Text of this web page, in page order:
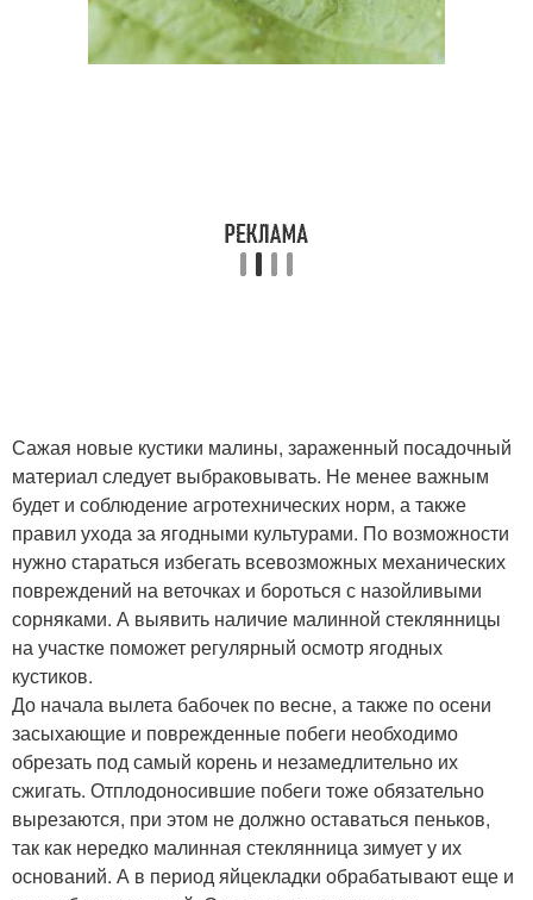
Сажая новые кустики малины, зараженный посадочный
материал следует выбраковывать. Не менее важным
будет и соблюдение агротехнических норм, а также
правил ухода за ягодными культурами. По возможности
нужно стараться избегать всевозможных механических
повреждений на веточках и бороться с назойливыми
сорняками. А выявить наличие малинной стеклянницы
на участке поможет регулярный осмотр ягодных
кустиков.
До начала вылета бабочек по весне, а также по осени
засыхающие и поврежденные побеги необходимо
обрезать под самый корень и незамедлительно их
сжигать. Отплодоносившие побеги тоже обязательно
вырезаются, при этом не должно оставаться пеньков,
так как нередко малинная стеклянница зимует у их
оснований. А в период яйцекладки обрабатывают еще и